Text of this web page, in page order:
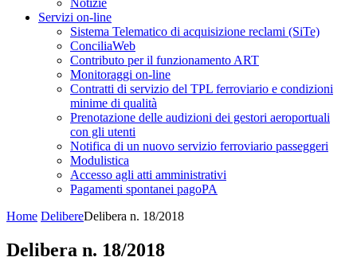
Notizie
Servizi on-line
Sistema Telematico di acquisizione reclami (SiTe)
ConciliaWeb
Contributo per il funzionamento ART
Monitoraggi on-line
Contratti di servizio del TPL ferroviario e condizioni
minime di qualità
Prenotazione delle audizioni dei gestori aeroportuali
con gli utenti
Notifica di un nuovo servizio ferroviario passeggeri
Modulistica
Accesso agli atti amministrativi
Pagamenti spontanei pagoPA
Home DelibereDelibera n. 18/2018
Delibera n. 18/2018